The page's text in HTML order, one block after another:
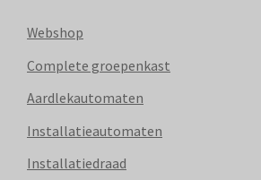
Webshop
Complete groepenkast
Aardlekautomaten
Installatieautomaten
Installatiedraad